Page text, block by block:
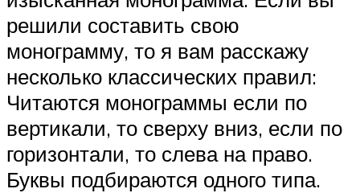
решили составить свою
монограмму, то я вам расскажу
несколько классических правил:
Читаются монограммы если по
вертикали, то сверху вниз, если по
горизонтали, то слева на право.
Буквы подбираются одного типа.